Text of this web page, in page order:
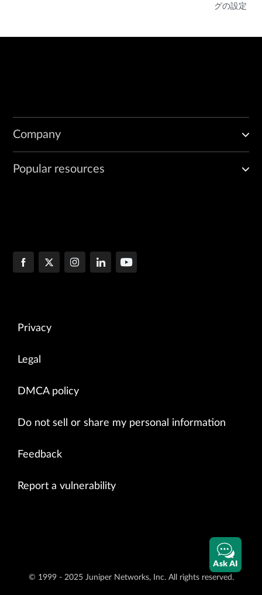
グの設定
Company
Popular resources
Privacy
Legal
DMCA policy
Do not sell or share my personal information
Feedback
Report a vulnerability
© 1999 - 2025 Juniper Networks, Inc. All rights reserved.
Ask AI